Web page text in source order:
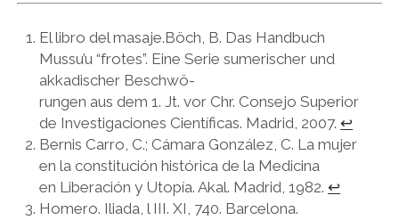
El libro del masaje.Böch, B. Das Handbuch
Mussu’u “frotes”. Eine Serie sumerischer und
akkadischer Beschwö-
rungen aus dem 1. Jt. vor Chr. Consejo Superior
de Investigaciones Científicas. Madrid, 2007.↩︎
Bernis Carro, C.; Cámara González, C. La mujer
en la constitución histórica de la Medicina
en Liberación y Utopía. Akal. Madrid, 1982.↩︎
Homero. Iliada, l III. XI, 740. Barcelona.